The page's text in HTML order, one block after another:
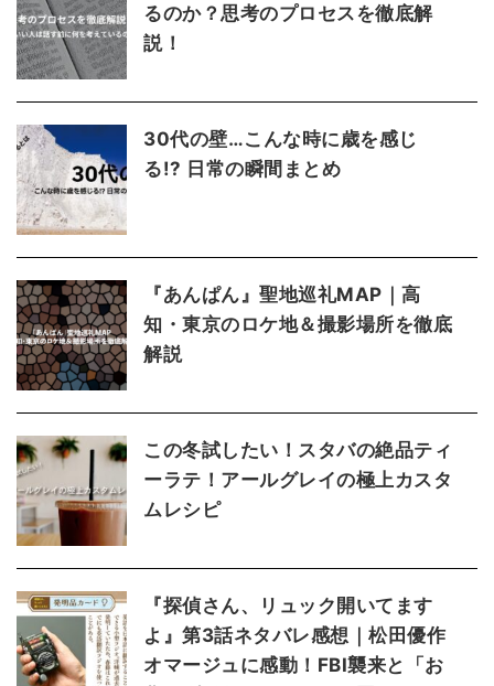
るのか？思考のプロセスを徹底解
説！
30代の壁…こんな時に歳を感じ
る!? 日常の瞬間まとめ
『あんぱん』聖地巡礼MAP｜高
知・東京のロケ地＆撮影場所を徹底
解説
この冬試したい！スタバの絶品ティ
ーラテ！アールグレイの極上カスタ
ムレシピ
『探偵さん、リュック開いてます
よ』第3話ネタバレ感想｜松田優作
オマージュに感動！FBI襲来と「お